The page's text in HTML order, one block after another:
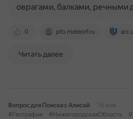
0 pfo.meteorf.ru
оврагами, балками, речными
Читать далее
Вопрос для Поиска с Алисой
16 мая
#География
#НижегородскаяОбласть